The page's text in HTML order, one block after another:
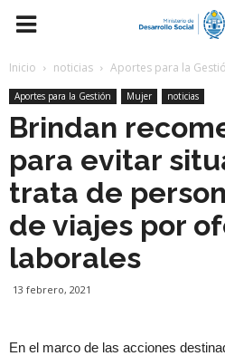
Inicio noticias Aportes para la
Aportes para la Gestión Mujer noticias
Brindan
para evitar
trata de
de viajes por
laborales
13 febrero, 2021
En el marco de las acciones